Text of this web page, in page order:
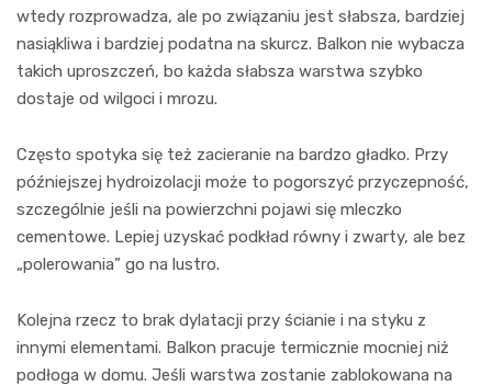
wtedy rozprowadza, ale po związaniu jest słabsza, bardziej
nasiąkliwa i bardziej podatna na skurcz. Balkon nie wybacza
takich uproszczeń, bo każda słabsza warstwa szybko
dostaje od wilgoci i mrozu.
Często spotyka się też zacieranie na bardzo gładko. Przy
późniejszej hydroizolacji może to pogorszyć przyczepność,
szczególnie jeśli na powierzchni pojawi się mleczko
cementowe. Lepiej uzyskać podkład równy i zwarty, ale bez
„polerowania” go na lustro.
Kolejna rzecz to brak dylatacji przy ścianie i na styku z
innymi elementami. Balkon pracuje termicznie mocniej niż
podłoga w domu. Jeśli warstwa zostanie zablokowana na